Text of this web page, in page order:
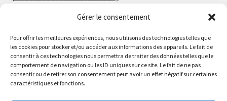
Gérer le consentement
Pour offrir les meilleures expériences, nous utilisons des technologies telles que
les cookies pour stocker et/ou accéder aux informations des appareils. Le fait de
consentir à ces technologies nous permettra de traiter des données telles que le
comportement de navigation ou les ID uniques sur ce site. Le fait de ne pas
consentir ou de retirer son consentement peut avoir un effet négatif sur certaines
caractéristiques et fonctions.
Le magasin de Lyon sera fermé du 30 juillet au 17 août
inclus. Les commandes seront expédiées à partir du 18
MARTYR Warp Zone (Reissue) - Vinyl LP (swamp
green orange marble)
23.00€